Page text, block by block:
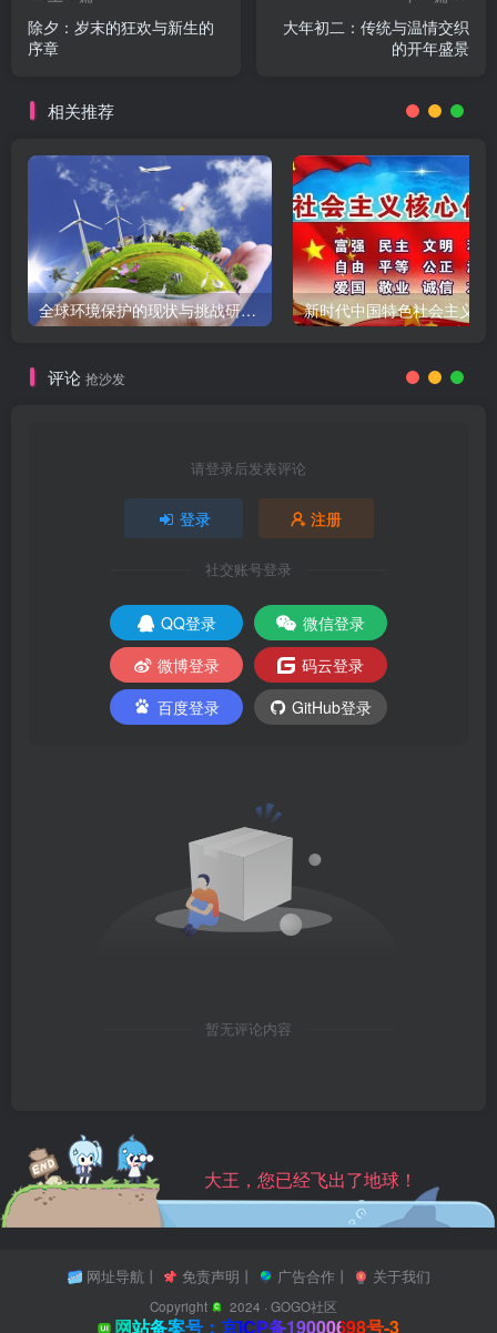
除夕：岁末的狂欢与新生的
序章
大年初二：传统与温情交织
的开年盛景
相关推荐
全球环境保护的现状与挑战研究报告 新时代中国特色社会主义
评论 抢沙发
请登录后发表评论
登录 注册
社交账号登录
QQ登录
微信登录
微博登录
码云登录
百度登录
GitHub登录
暂无评论内容
大王，您已经飞出了地球！
网址导航丨 免责声明 丨 广告合作丨 关于我们
Copyright 2024 ·GOGO社区
网站备案号：京ICP备19000698号-3